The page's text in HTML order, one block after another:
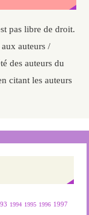
pas libre de droit.
auteurs /
des auteurs du
citant les auteurs
1994 1995 1996 1997